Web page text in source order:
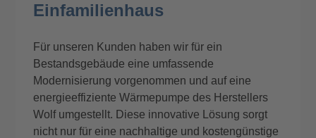
Einfamilienhaus
Für unseren Kunden haben wir für ein
Bestandsgebäude eine umfassende
Modernisierung vorgenommen und auf eine
energieeffiziente Wärmepumpe des Herstellers
Wolf umgestellt. Diese innovative Lösung sorgt
nicht nur für eine nachhaltige und kostengünstige